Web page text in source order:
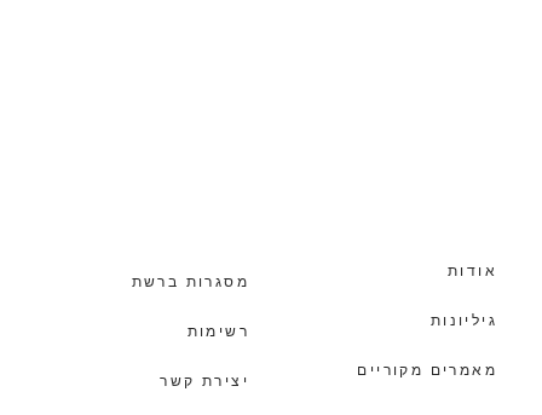
אודות
גיליונות
מאמרים מקוריים
מסגרות ברשת
רשימות
יצירת קשר